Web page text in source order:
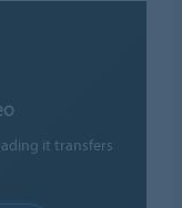
it transfers